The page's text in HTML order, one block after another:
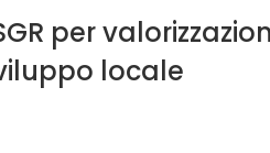
per
locale